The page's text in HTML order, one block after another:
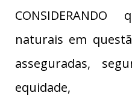
naturais em
asseguradas,
equidade,